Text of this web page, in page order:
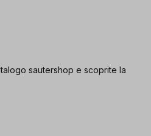
sautershop e scoprite la